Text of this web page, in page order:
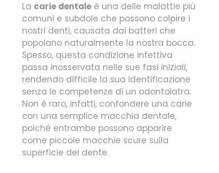
La carie dentale è una delle malattie più
comuni e subdole che possono colpire i
nostri denti, causata dai batteri che
popolano naturalmente la nostra bocca.
Spesso, questa condizione infettiva
passa inosservata nelle sue fasi iniziali,
rendendo difficile la sua identificazione
senza le competenze di un odontoiatra.
Non è raro, infatti, confondere una carie
con una semplice macchia dentale,
poiché entrambe possono apparire
come piccole macchie scure sulla
superficie del dente.